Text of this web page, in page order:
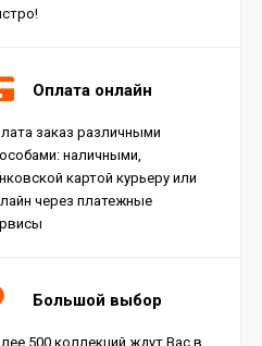
Оплата онлайн
заказ различными
наличными,
картой курьеру или
через платежные
Большой выбор
500 коллекций ждут Вас в
Керамогранит Italon
Charme Extra Silver Ret
60x120, 610010001196
Charme Evo Imperiale
Ret 60x120,